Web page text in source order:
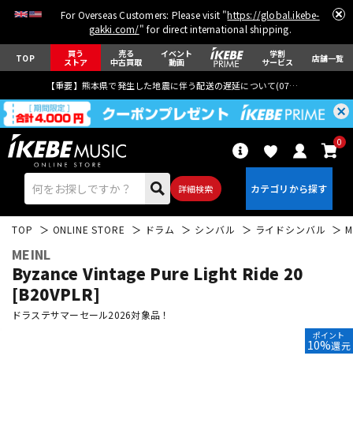
For Overseas Customers: Please visit "https://global.ikebe-
gakki.com/" for direct international shipping.
TOP 買う
ストア
売る
中古買取
イベント
動画
学割
サービス 店舗一覧
【重要】熊本県で発生した地震に伴う配送の遅延について(07月29日
詳細検索
0
エレキギター
TOP ONLINE STORE ドラム シンバル ライドシンバル
MEINL
Byzance Vintage Pure Light Ride 20
[B20VPLR]
ドラステサマーセール2026対象品！
ポイント
10%還元